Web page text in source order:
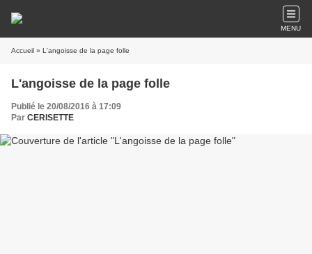
MENU
Accueil » L'angoisse de la page folle
L'angoisse de la page folle
Publié le 20/08/2016 à 17:09
Par CERISETTE